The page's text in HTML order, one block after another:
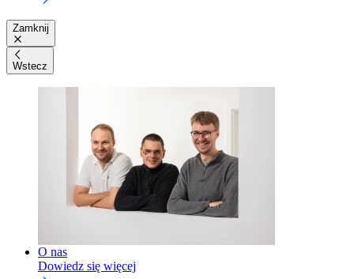
Zamknij
Wstecz
O nas
Dowiedz się więcej